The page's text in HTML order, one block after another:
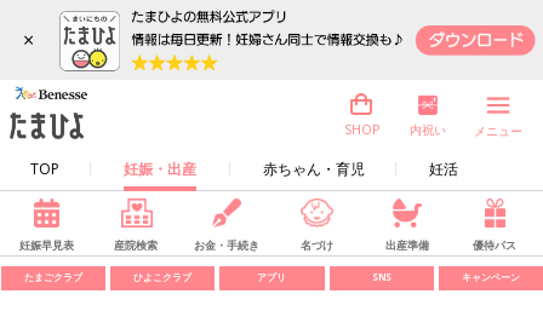
×
TOP 妊娠・出産 赤ちゃん・育児 妊活
SHOP 内祝い メニュー
妊娠早見表 産院検索 お金・手続き 名づけ 出産準備 優待パス
たまごクラブ ひよこクラブ アプリ SNS キャンペーン